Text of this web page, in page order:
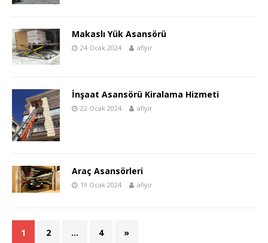
Makaslı Yük Asansörü
24 Ocak 2024 afiyir
İnşaat Asansörü Kiralama Hizmeti
22 Ocak 2024 afiyir
Araç Asansörleri
19 Ocak 2024 afiyir
1 2 … 4 »